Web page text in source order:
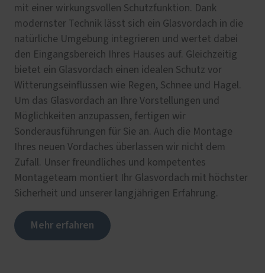
mit einer wirkungsvollen Schutzfunktion. Dank
modernster Technik lässt sich ein Glasvordach in die
natürliche Umgebung integrieren und wertet dabei
den Eingangsbereich Ihres Hauses auf. Gleichzeitig
bietet ein Glasvordach einen idealen Schutz vor
Witterungseinflüssen wie Regen, Schnee und Hagel.
Um das Glasvordach an Ihre Vorstellungen und
Möglichkeiten anzupassen, fertigen wir
Sonderausführungen für Sie an. Auch die Montage
Ihres neuen Vordaches überlassen wir nicht dem
Zufall. Unser freundliches und kompetentes
Montageteam montiert Ihr Glasvordach mit höchster
Sicherheit und unserer langjährigen Erfahrung.
Mehr erfahren